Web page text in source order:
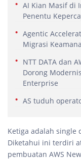
AI Kian Masif di
Penentu
Agentic
Migrasi
NTT DATA dan
Dorong
Enterprise
AS tuduh
Ketiga adalah single
Diketahui ini terdiri
pembuatan AWS